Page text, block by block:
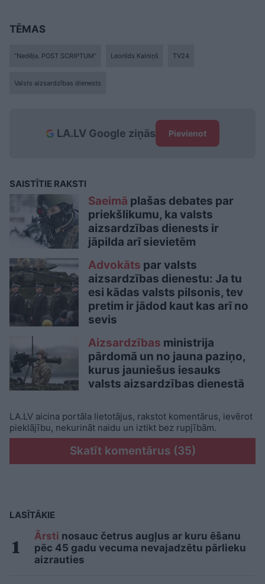
TĒMAS
“Nedēļa. POST SCRIPTUM” Leonīds Kalniņš TV24
Valsts aizsardzības dienests
LA.LV Google ziņās Pievienot
SAISTĪTIE RAKSTI
Saeimā plašas debates par
priekšlikumu, ka valsts
aizsardzības dienests ir
jāpilda arī sievietēm
Advokāts par valsts
aizsardzības dienestu: Ja tu
esi kādas valsts pilsonis, tev
pretim ir jādod kaut kas arī no
sevis
Aizsardzības ministrija
pārdomā un no jauna paziņo,
kurus jauniešus iesauks
valsts aizsardzības dienestā
LA.LV aicina portāla lietotājus, rakstot komentārus, ievērot
pieklājību, nekurināt naidu un iztikt bez rupjībām.
Skatīt komentārus (35)
LASĪTĀKIE
Ārsti nosauc četrus augļus ar kuru ēšanu
pēc 45 gadu vecuma nevajadzētu pārlieku
aizrauties